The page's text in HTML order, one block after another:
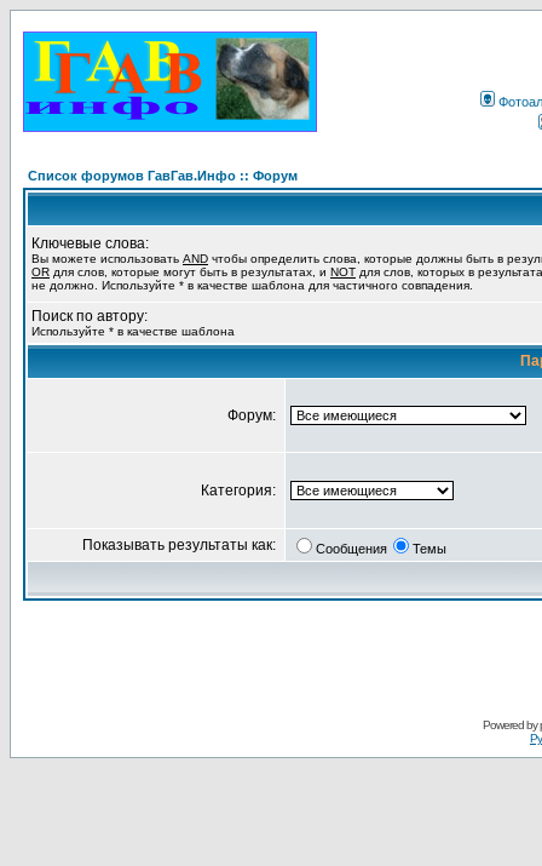
Список форумов ГавГав.Инфо :: Форум
Ключевые слова:
Вы можете использовать AND чтобы определить слова, которые должны быть в
OR для слов, которые могут быть в результатах, и NOT для слов, которых в
не должно. Используйте * в качестве шаблона для частичного совпадения.
Поиск по автору:
Используйте * в качестве шаблона
Форум:
Категория:
Показывать результаты как: Сообщения Темы
Powered by